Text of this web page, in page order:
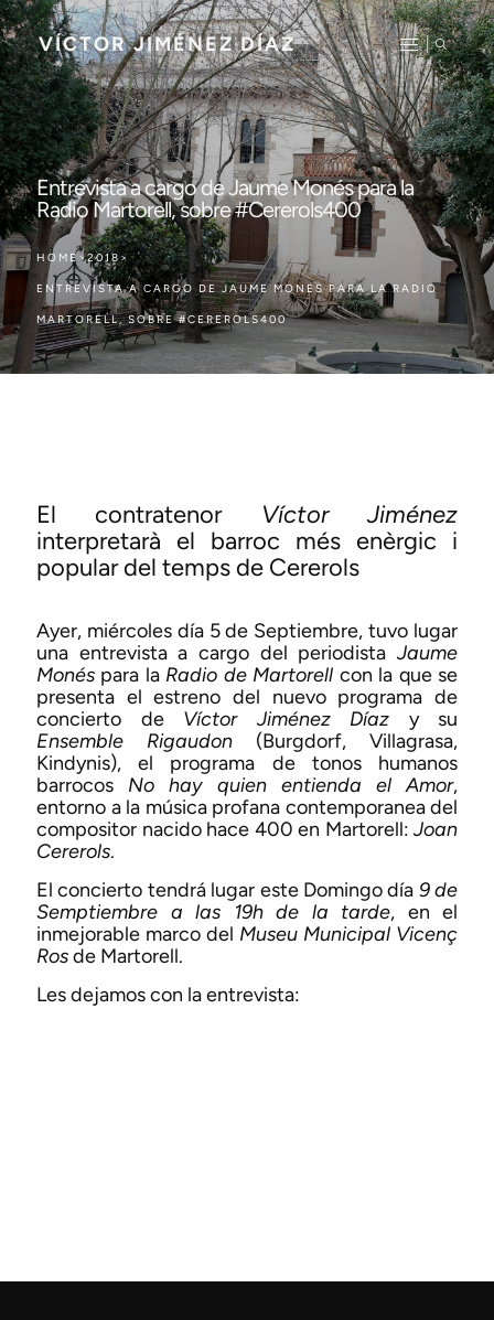
VÍCTOR JIMÉNEZ DÍAZ
Entrevista a cargo de Jaume Monés para la
Radio Martorell, sobre #Cererols400
HOME>2018>
ENTREVISTA A CARGO DE JAUME MONÉS PARA LA RADIO
MARTORELL, SOBRE #CEREROLS400
El contratenor Víctor Jiménez
interpretarà el barroc més enèrgic i
popular del temps de Cererols
Ayer, miércoles día 5 de Septiembre, tuvo lugar
una entrevista a cargo del periodista Jaume
Monés para la Radio de Martorell con la que se
presenta el estreno del nuevo programa de
concierto de Víctor Jiménez Díaz y su
Ensemble Rigaudon (Burgdorf, Villagrasa,
Kindynis), el programa de tonos humanos
barrocos No hay quien entienda el Amor,
entorno a la música profana contemporanea del
compositor nacido hace 400 en Martorell: Joan
Cererols.
El concierto tendrá lugar este Domingo día 9 de
Semptiembre a las 19h de la tarde, en el
inmejorable marco del Museu Municipal Vicenç
Rosde Martorell.
Les dejamos con la entrevista: